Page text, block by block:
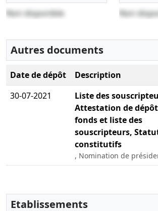
Non disponible Non
Autres documents
Date de dépôt Description
30-07-2021
Liste des
Attestation de
fonds et liste des
souscripteurs,
constitutifs
, Nomination de
Etablissements